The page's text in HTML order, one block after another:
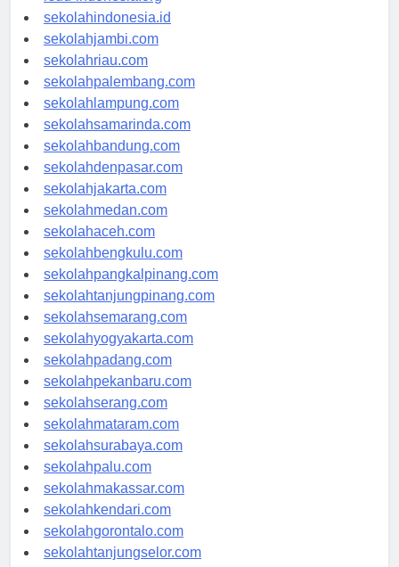
rsud-indonesia.org
sekolahindonesia.id
sekolahjambi.com
sekolahriau.com
sekolahpalembang.com
sekolahlampung.com
sekolahsamarinda.com
sekolahbandung.com
sekolahdenpasar.com
sekolahjakarta.com
sekolahmedan.com
sekolahaceh.com
sekolahbengkulu.com
sekolahpangkalpinang.com
sekolahtanjungpinang.com
sekolahsemarang.com
sekolahyogyakarta.com
sekolahpadang.com
sekolahpekanbaru.com
sekolahserang.com
sekolahmataram.com
sekolahsurabaya.com
sekolahpalu.com
sekolahmakassar.com
sekolahkendari.com
sekolahgorontalo.com